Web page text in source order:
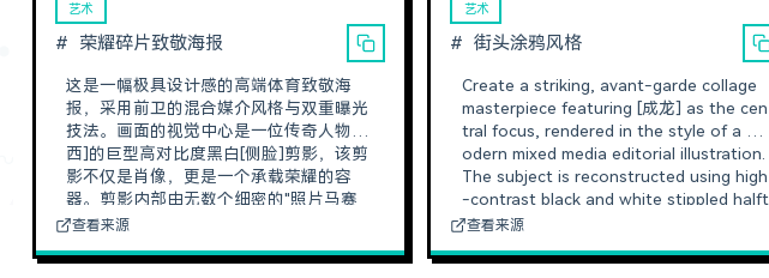
艺术
荣耀碎片致敬海报
这是一幅极具设计感的高端体育致敬海
报，采用前卫的混合媒介风格与双重曝光
技法。画面的视觉中心是一位传奇人物[梅
西]的巨型高对比度黑白[侧脸]剪影，该剪
影不仅是肖像，更是一个承载荣耀的容
器。剪影内部由无数个细密的"照片马赛
克网格"填充，生动记录了其职业生涯中
片堆砌，每个网格单元都经过了细腻的艺
查看来源
艺术
街头涂鸦风格
Create a striking, avant-garde collage
masterpiece featuring [成龙] as the cen
tral focus, rendered in the style of a m
odern mixed media editorial illustration.
The subject is reconstructed using high
-contrast black and white stippled halft
one textures, seamlessly merging with
s. Layered atop this form are bold geo
查看来源